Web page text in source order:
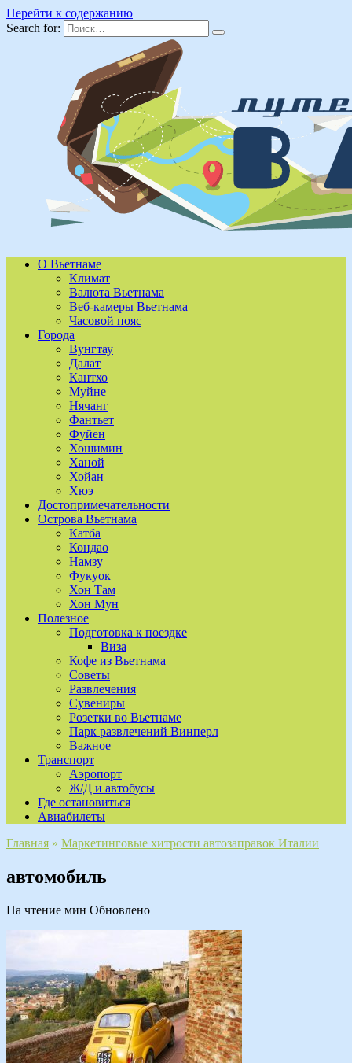
Перейти к содержанию
Search for:
О Вьетнаме
Климат
Валюта Вьетнама
Веб-камеры Вьетнама
Часовой пояс
Города
Вунгтау
Далат
Кантхо
Муйне
Нячанг
Фантьет
Фуйен
Хошимин
Ханой
Хойан
Хюэ
Достопримечательности
Острова Вьетнама
Катба
Кондао
Намзу
Фукуок
Хон Там
Хон Мун
Полезное
Подготовка к поездке
Виза
Кофе из Вьетнама
Советы
Развлечения
Сувениры
Розетки во Вьетнаме
Парк развлечений Винперл
Важное
Транспорт
Аэропорт
Ж/Д и автобусы
Где остановиться
Авиабилеты
Главная » Маркетинговые хитрости автозаправок Италии
автомобиль
На чтение мин Обновлено